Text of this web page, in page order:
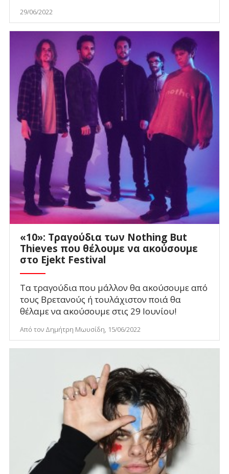
29/06/2022
«10»: Τραγούδια των Nothing But
Thieves που θέλουμε να ακούσουμε
στο Ejekt Festival
Τα τραγούδια που μάλλον θα ακούσουμε από
τους Βρετανούς ή τουλάχιστον ποιά θα
θέλαμε να ακούσουμε στις 29 Ιουνίου!
Από τον Δημήτρη Μωυσίδη, 15/06/2022